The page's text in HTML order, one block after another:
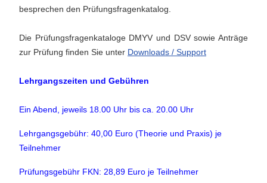
besprechen den Prüfungsfragenkatalog.
Die Prüfungsfragenkataloge DMYV und DSV sowie Anträge
zur Prüfung finden Sie unter Downloads / Support
Lehrgangszeiten und Gebühren
Ein Abend, jeweils 18.00 Uhr bis ca. 20.00 Uhr
Lehrgangsgebühr: 40,00 Euro (Theorie und Praxis) je
Teilnehmer
Prüfungsgebühr FKN: 28,89 Euro je Teilnehmer